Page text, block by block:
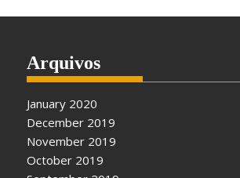
Arquivos
January 2020
December 2019
November 2019
October 2019